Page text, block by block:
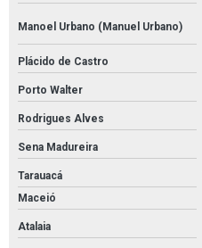
Manoel Urbano (Manuel Urbano)
Plácido de Castro
Porto Walter
Rodrigues Alves
Sena Madureira
Tarauacá
Maceió
Atalaia